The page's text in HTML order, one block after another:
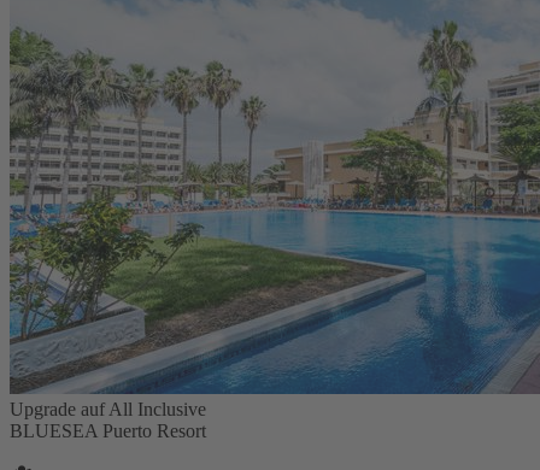
Upgrade auf All Inclusive
BLUESEA Puerto Resort